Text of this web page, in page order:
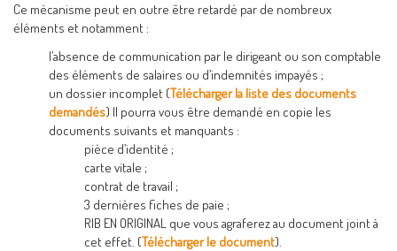
Ce mécanisme peut en outre être retardé par de nombreux
éléments et notamment :
l’absence de communication par le dirigeant ou son comptable
des éléments de salaires ou d’indemnités impayés ;
un dossier incomplet (Télécharger la liste des documents
demandés) Il pourra vous être demandé en copie les
documents suivants et manquants :
pièce d’identité ;
carte vitale ;
contrat de travail ;
3 dernières fiches de paie ;
RIB EN ORIGINAL que vous agraferez au document joint à
cet effet. (Télécharger le document).